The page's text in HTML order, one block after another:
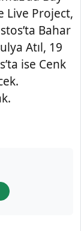
Live Project,
Bahar
Atıl, 19
ise Cenk